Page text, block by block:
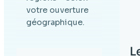
votre ouverture
géographique.